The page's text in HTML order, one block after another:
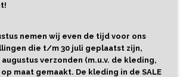
nemen wij even de tijd voor ons
die t/m 30 juli geplaatst zijn,
verzonden (m.u.v. de kleding,
maat gemaakt. De kleding in de SALE